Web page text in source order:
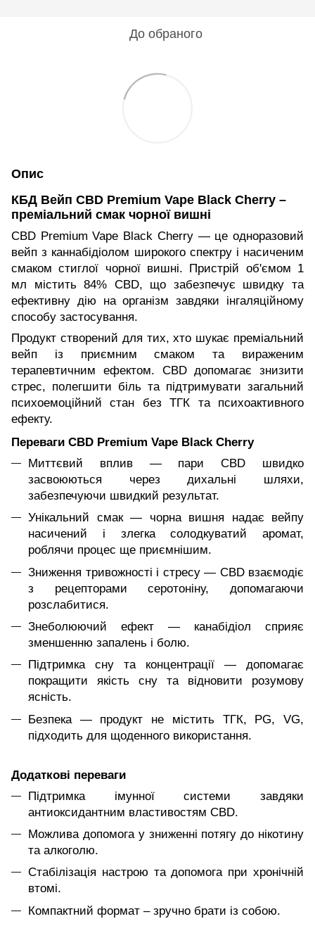
До обраного
Опис
КБД Вейп CBD Premium Vape Black Cherry –
преміальний смак чорної вишні
CBD Premium Vape Black Cherry — це одноразовий
вейп з каннабідіолом широкого спектру і насиченим
смаком стиглої чорної вишні. Пристрій об'ємом 1
мл містить 84% CBD, що забезпечує швидку та
ефективну дію на організм завдяки інгаляційному
способу застосування.
Продукт створений для тих, хто шукає преміальний
вейп із приємним смаком та вираженим
терапевтичним ефектом. CBD допомагає знизити
стрес, полегшити біль та підтримувати загальний
психоемоційний стан без ТГК та психоактивного
ефекту.
Переваги CBD Premium Vape Black Cherry
Миттєвий вплив — пари CBD швидко
засвоюються через дихальні шляхи,
забезпечуючи швидкий результат.
Унікальний смак — чорна вишня надає вейпу
насичений і злегка солодкуватий аромат,
роблячи процес ще приємнішим.
Зниження тривожності і стресу — CBD взаємодіє
з рецепторами серотоніну, допомагаючи
розслабитися.
Знеболюючий ефект — канабідіол сприяє
зменшенню запалень і болю.
Підтримка сну та концентрації — допомагає
покращити якість сну та відновити розумову
ясність.
Безпека — продукт не містить ТГК, PG, VG,
підходить для щоденного використання.
Додаткові переваги
Підтримка імунної системи завдяки
антиоксидантним властивостям CBD.
Можлива допомога у зниженні потягу до нікотину
та алкоголю.
Стабілізація настрою та допомога при хронічній
втомі.
Компактний формат – зручно брати із собою.